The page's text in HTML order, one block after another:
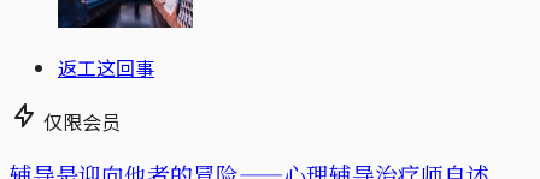
返工这回事
仅限会员